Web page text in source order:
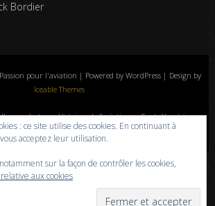
Bordier
pour l'aviation | Powered by WordPress | Design by
Iceable Themes
photos Histoires de l’aviation
Contrôle aérien
A propos Contact Politique de confidentialité
: ce site utilise des cookies. En continuant à
acceptez leur utilisation.
sur la façon de contrôler les cookies,
aux cookies